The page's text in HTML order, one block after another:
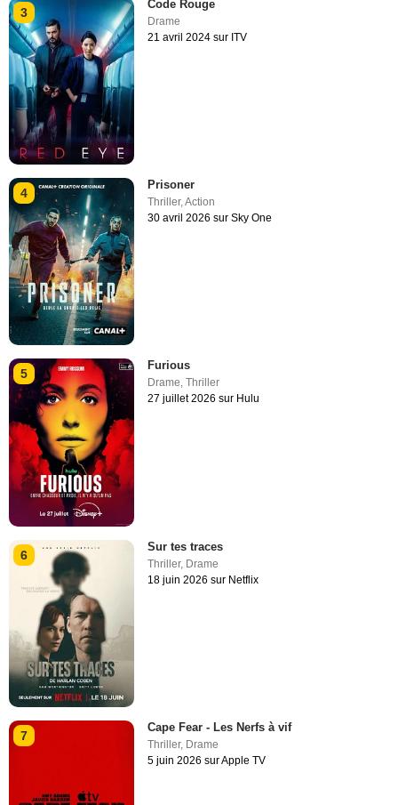
3
Code Rouge
Drame
21 avril 2024 sur ITV
4
Prisoner
Thriller,Action
30 avril 2026 sur Sky One
5
Furious
Drame,Thriller
27 juillet 2026 sur Hulu
6
Sur tes traces
Thriller, Drame
18 juin 2026 sur Netflix
7
Cape Fear - Les Nerfs à vif
Thriller, Drame
5 juin 2026 sur Apple TV